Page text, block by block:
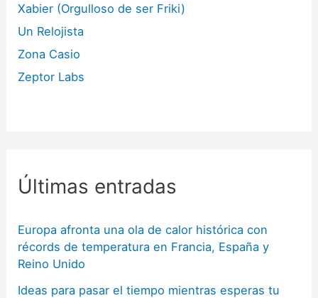
Xabier (Orgulloso de ser Friki)
Un Relojista
Zona Casio
Zeptor Labs
Últimas entradas
Europa afronta una ola de calor histórica con
récords de temperatura en Francia, España y
Reino Unido
Ideas para pasar el tiempo mientras esperas tu